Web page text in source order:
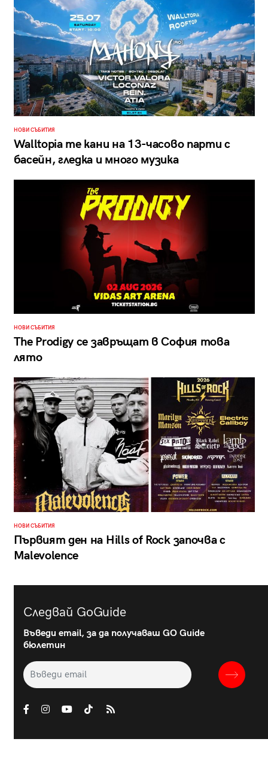
НОВИ СЪБИТИЯ
Walltopia те кани на 13-часово парти с
басейн, гледка и много музика
НОВИ СЪБИТИЯ
The Prodigy се завръщат в София това
лято
НОВИ СЪБИТИЯ
Първият ден на Hills of Rock започва с
Malevolence
Следвай GoGuide
Въведи email, за да получаваш GO Guide
бюлетин